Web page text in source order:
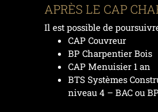
APRÈS LE CAP
Il est possible de
CAP Couvreur
BP Charpentier Bois
CAP Menuisier 1 an
BTS Systèmes
niveau 4 – BAC ou